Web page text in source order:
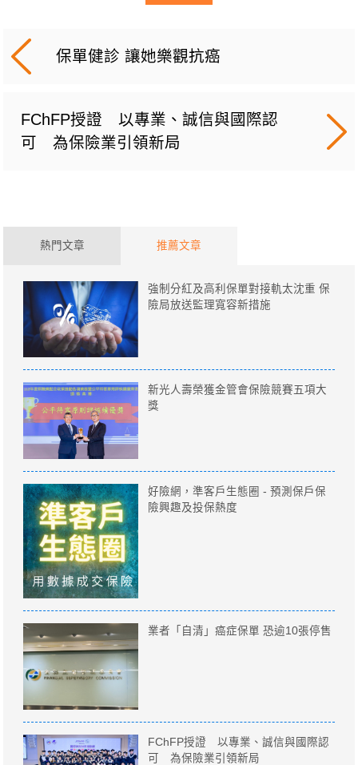
保單健診 讓她樂觀抗癌
FChFP授證 以專業、誠信與國際認
可 為保險業引領新局
熱門文章 推薦文章
強制分紅及高利保單對接軌太沈重 保
險局放送監理寬容新措施
新光人壽榮獲金管會保險競賽五項大
獎
好險網，準客戶生態圈 - 預測保戶保
險興趣及投保熱度
業者「自清」癌症保單 恐逾10張停售
FChFP授證 以專業、誠信與國際認
可 為保險業引領新局